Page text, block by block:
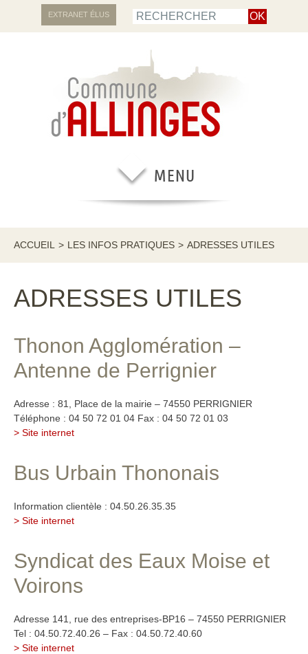
EXTRANET ÉLUS
ACCUEIL > LES INFOS PRATIQUES > ADRESSES UTILES
ADRESSES UTILES
Thonon Agglomération –
Antenne de Perrignier
Adresse : 81, Place de la mairie – 74550 PERRIGNIER
Téléphone : 04 50 72 01 04 Fax : 04 50 72 01 03
> Site internet
Bus Urbain Thononais
Information clientèle : 04.50.26.35.35
> Site internet
Syndicat des Eaux Moise et
Voirons
Adresse 141, rue des entreprises-BP16 – 74550 PERRIGNIER
Tel : 04.50.72.40.26 – Fax : 04.50.72.40.60
> Site internet